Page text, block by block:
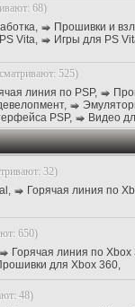
68)
,
Прошивки и
Vita,
Игры для PS
525)
линия по PSP,
,
PSP, Видео
32)
,
Горячая линия по
650)
Горячая линия по Xbox
для Xbox 360,
48)